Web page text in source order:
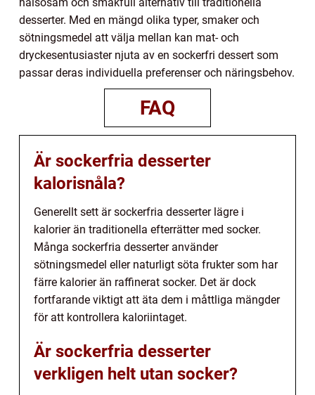
desserter. Med en mängd olika typer, smaker och
sötningsmedel att välja mellan kan mat- och
dryckesentusiaster njuta av en sockerfri dessert som
passar deras individuella preferenser och näringsbehov.
FAQ
Är sockerfria desserter
kalorisnåla?
Generellt sett är sockerfria desserter lägre i
kalorier än traditionella efterrätter med socker.
Många sockerfria desserter använder
sötningsmedel eller naturligt söta frukter som har
färre kalorier än raffinerat socker. Det är dock
fortfarande viktigt att äta dem i måttliga mängder
för att kontrollera kaloriintaget.
Är sockerfria desserter
verkligen helt utan socker?